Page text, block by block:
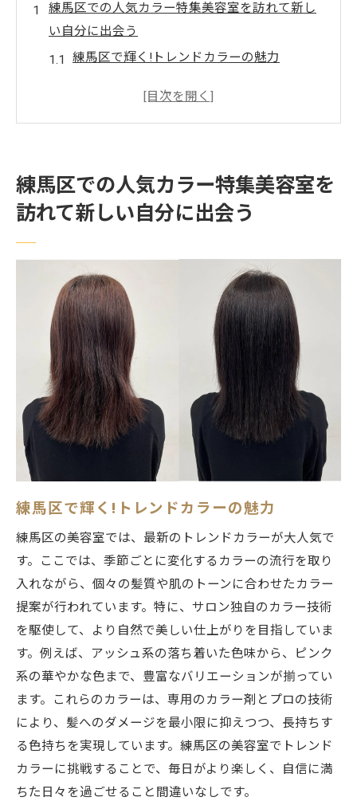
練馬区での人気カラー特集美容室を訪れて新し
い自分に出会う
練馬区で輝く!トレンドカラーの魅力
カラー施術前の準備と注意点
トレンドを押さえた練馬区の美容室魅力的なカ
練馬区で注目のカラー技術
最新トレンドを取り入れたデザイン
美容室で体験すべきトレンドカラー
プロが教えるカラーの選び方
トレンドカラーの持続性を高める方法
練馬区でおすすめのトレンドスタイル
個性を引き立てるカスタマイズカラーを提供す
る練馬区の美容室
自分だけのカラーを探るカウンセリング
カスタマイズカラーの魅力とその効果
オリジナルカラーで自信を持つ
練馬区で人気のカスタムカラー事例
カスタマイズカラーのメリットとデメリッ
ト
髪の健康を考慮した施術が魅力の練馬区の美容
室カラー体験
髪に優しいカラー施術の選び方
練馬区で評判のヘアケア特化サロン
施術中の髪へのダメージを最小限に
練馬区での人気カラー特集美容室を
訪れて新しい自分に出会う
練馬区で輝く!トレンドカラーの魅力
練馬区の美容室では、最新のトレンドカラーが大人気で
す。ここでは、季節ごとに変化するカラーの流行を取り
入れながら、個々の髪質や肌のトーンに合わせたカラー
提案が行われています。特に、サロン独自のカラー技術
を駆使して、より自然で美しい仕上がりを目指していま
す。例えば、アッシュ系の落ち着いた色味から、ピンク
系の華やかな色まで、豊富なバリエーションが揃ってい
ます。これらのカラーは、専用のカラー剤とプロの技術
により、髪へのダメージを最小限に抑えつつ、長持ちす
る色持ちを実現しています。練馬区の美容室でトレンド
カラーに挑戦することで、毎日がより楽しく、自信に満
ちた日々を過ごせること間違いなしです。